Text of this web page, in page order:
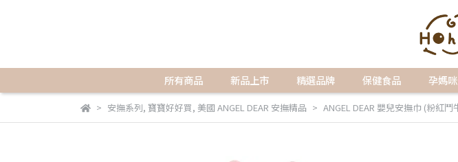
所有商品 新品上市 精選品牌 保健食品 孕媽
安撫系列, 寶寶好好買, 美國 ANGEL DEAR 安撫精品 ANGEL DEAR 嬰兒安撫巾 (粉紅鬥